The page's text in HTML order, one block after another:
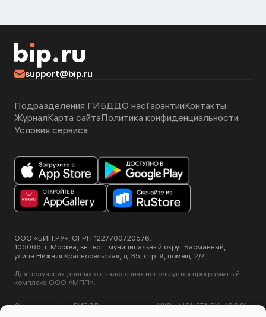
support@bip.ru
Подразделения ГИБДДО насГарантииКонтакты
ЖурналКарта сайтаПолитика конфиденциальности
Условия сервиса
ООО «БИП.РУ», ОГРН 1227700720576.
105066, г. Москва, вн.тер.г. муниципальный округ Басманный,
улица Нижняя Красносельская, д. 35, стр. 9, помещ. 2/7
Для получения данных о начислениях используется программный
комплекс ООО «МПП».
Оплата штрафов ГИБДД осуществляется НКО «МОНЕТА.РУ» (ООО).